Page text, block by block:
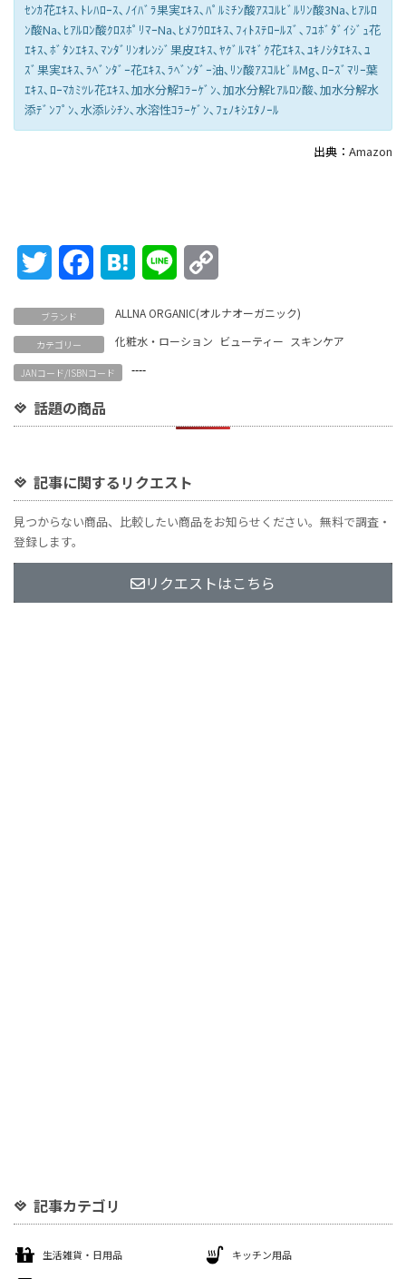
ｾﾝｶ花ｴｷｽ､ﾄﾚﾊﾛｰｽ､ﾉｲﾊﾞﾗ果実ｴｷｽ､ﾊﾟﾙﾐﾁﾝ酸ｱｽｺﾙﾋﾞﾙﾘﾝ酸3Na､ﾋｱﾙﾛ
ﾝ酸Na､ﾋｱﾙﾛﾝ酸ｸﾛｽﾎﾟﾘﾏｰNa､ﾋﾒﾌｳﾛｴｷｽ､ﾌｨﾄｽﾃﾛｰﾙｽﾞ､ﾌﾕﾎﾞﾀﾞｲｼﾞｭ花
ｴｷｽ､ﾎﾞﾀﾝｴｷｽ､ﾏﾝﾀﾞﾘﾝｵﾚﾝｼﾞ果皮ｴｷｽ､ﾔｸﾞﾙﾏｷﾞｸ花ｴｷｽ､ﾕｷﾉｼﾀｴｷｽ､ﾕ
ｽﾞ果実ｴｷｽ､ﾗﾍﾞﾝﾀﾞｰ花ｴｷｽ､ﾗﾍﾞﾝﾀﾞｰ油､ﾘﾝ酸ｱｽｺﾙﾋﾞﾙMg､ﾛｰｽﾞﾏﾘｰ葉
ｴｷｽ､ﾛｰﾏｶﾐﾂﾚ花ｴｷｽ､加水分解ｺﾗｰｹﾞﾝ､加水分解ﾋｱﾙﾛﾝ酸､加水分解水
添ﾃﾞﾝﾌﾟﾝ､水添ﾚｼﾁﾝ､水溶性ｺﾗｰｹﾞﾝ､ﾌｪﾉｷｼｴﾀﾉｰﾙ
出典： Amazon
Twitter FacebookHatena Line
ブランド ALLNA ORGANIC(オルナオーガニック)
カテゴリー 化粧水・ローション ビューティー スキンケア
JANコード/ISBNコード ----
話題の商品
記事に関するリクエスト
見つからない商品、比較したい商品をお知らせください。無料で調査・
登録します。
リクエストはこちら
記事カテゴリ
生活雑貨・日用品 キッチン用品